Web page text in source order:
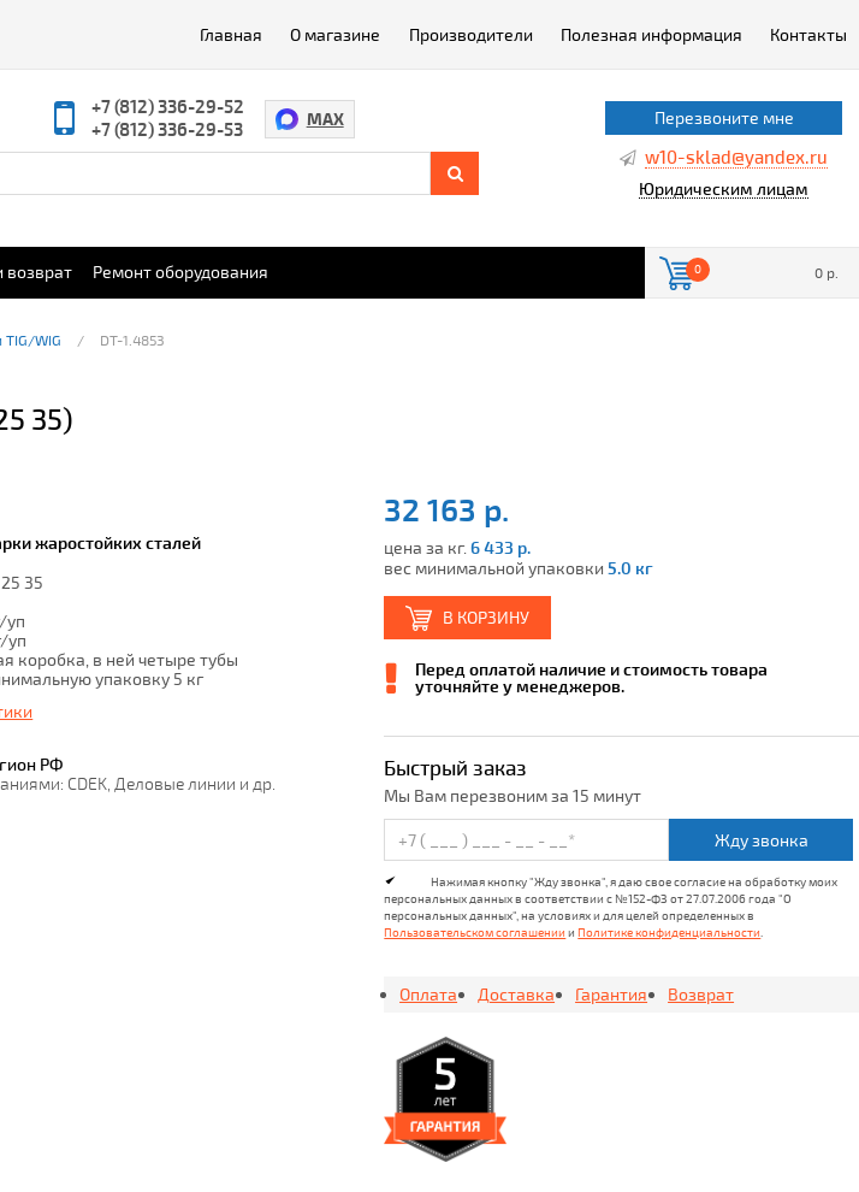
Главная
О магазине Производители Полезная информация Контакты
+7 (812) 336-29-52
+7 (812) 336-29-53
MAX Перезвоните мне
w10-sklad@yandex.ru
Юридическим лицам
возврат Ремонт оборудования 0 0 р.
TIG/WIG DT-1.4853
35)
32 163 р.
цена за кг.6 433 р.
вес минимальной упаковки 5.0 кг
В КОРЗИНУ
Перед оплатой наличие и стоимость товара
уточняйте у менеджеров.
Быстрый заказ
Мы Вам перезвоним за 15 минут
Жду звонка
Нажимая кнопку "Жду звонка", я даю свое согласие на обработку моих
персональных данных в соответствии с №152-ФЗ от 27.07.2006 года "О
персональных данных", на условиях и для целей определенных в
Пользовательском соглашении иПолитике конфиденциальности
Оплата Доставка Гарантия Возврат
жаростойких сталей
35
уп
уп
коробка, в ней четыре тубы
упаковку 5 кг
РФ
CDEK, Деловые линии и др.